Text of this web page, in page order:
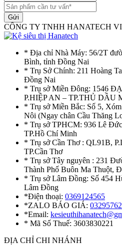
Gửi
CÔNG TY TNHH HANATECH
* Địa chỉ Nhà Máy: 56/2T
Bình, tỉnh Đồng Nai
* Trụ Sở Chính: 211 Hoàng
Đồng Nai
* Trụ sở Miền Đông: 1546
P.HIỆP AN – TP.THỦ DẦU
* Trụ sở Miền Bắc: Số 5,
Nôi (Ngay chân Cầu Thăng
* Trụ sở TPHCM: 936 Lê
TP.Hồ Chí Minh
* Trụ sở Cần Thơ : QL91B,
TP.Cần Thơ
* Trụ sở Tây nguyên : 231
Thành Phố Buôn Ma Thuột,
* Trụ sở Lâm Đồng: Số 454
Lâm Đồng
*Điện thoại: 0369124565
*ZALO BÁO GIÁ:
*Email:
* Mã Số Thuế: 3603830221
ĐỊA CHỈ CHI NHÁNH